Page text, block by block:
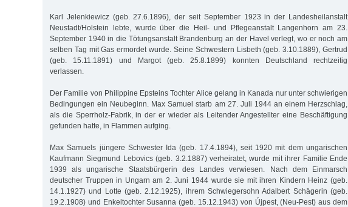
Karl Jelenkiewicz (geb. 27.6.1896), der seit September 1923 in der Landesheilanstalt
Neustadt/Holstein lebte, wurde über die Heil- und Pflegeanstalt Langenhorn am 23.
September 1940 in die Tötungsanstalt Brandenburg an der Havel verlegt, wo er noch am
selben Tag mit Gas ermordet wurde. Seine Schwestern Lisbeth (geb. 3.10.1889), Gertrud
(geb. 15.11.1891) und Margot (geb. 25.8.1899) konnten Deutschland rechtzeitig
verlassen.
Der Familie von Philippine Epsteins Tochter Alice gelang in Kanada nur unter schwierigen
Bedingungen ein Neubeginn. Max Samuel starb am 27. Juli 1944 an einem Herzschlag,
als die Sperrholz-Fabrik, in der er wieder als Leitender Angestellter eine Beschäftigung
gefunden hatte, in Flammen aufging.
Max Samuels jüngere Schwester Ida (geb. 17.4.1894), seit 1920 mit dem ungarischen
Kaufmann Siegmund Lebovics (geb. 3.2.1887) verheiratet, wurde mit ihrer Familie Ende
1939 als ungarische Staatsbürgerin des Landes verwiesen. Nach dem Einmarsch
deutscher Truppen in Ungarn am 2. Juni 1944 wurde sie mit ihren Kindern Heinz (geb.
14.1.1927) und Lotte (geb. 2.12.1925), ihrem Schwiegersohn Adalbert Schägerin (geb.
19.2.1908) und Enkeltochter Susanna (geb. 15.12.1943) von Újpest, (Neu-Pest) aus dem